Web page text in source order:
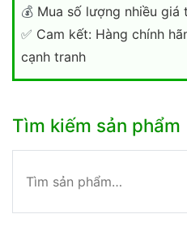
💰 Mua số lượng nhiều
✅ Cam kết: Hàng chính
cạnh tranh
Tìm kiếm sản phẩm
kiếm: